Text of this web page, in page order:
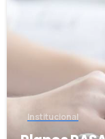
Institucional